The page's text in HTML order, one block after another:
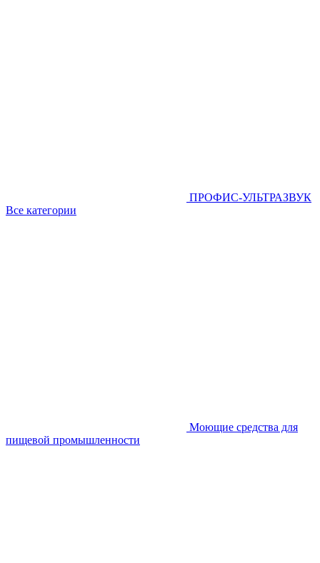
ПРОФИС-УЛЬТРАЗВУК
Все категории
Моющие средства для
пищевой промышленности